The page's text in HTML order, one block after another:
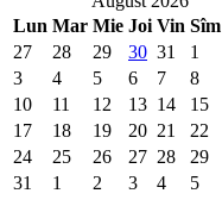
Lun Mar Mie Joi Vin Sîm
27
28 29 30 31 1
3
4 5 6 7 8
10
11 12 13 14 15
17
18 19 20 21 22
24
25 26 27 28 29
31
1 2 3 4 5